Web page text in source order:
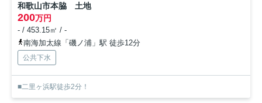
和歌山市本脇 土地
200万円
- / 453.15㎡ / -
南海加太線「磯ノ浦」駅 徒歩12分
公共下水
■二里ヶ浜駅徒歩2分！